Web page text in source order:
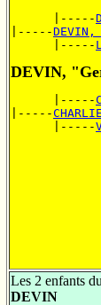
      |-----
|-----
      |-----
DEVIN,
      |-----
|-----
      |-----
Les 2 enfants
DEVIN